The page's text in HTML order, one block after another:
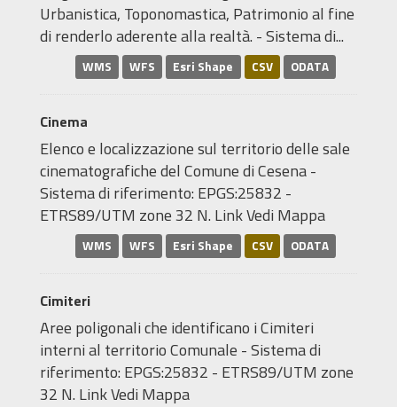
Urbanistica, Toponomastica, Patrimonio al fine
di renderlo aderente alla realtà. - Sistema di...
WMS WFS Esri Shape CSV ODATA
Cinema
Elenco e localizzazione sul territorio delle sale
cinematografiche del Comune di Cesena -
Sistema di riferimento: EPGS:25832 -
ETRS89/UTM zone 32 N. Link Vedi Mappa
WMS WFS Esri Shape CSV ODATA
Cimiteri
Aree poligonali che identificano i Cimiteri
interni al territorio Comunale - Sistema di
riferimento: EPGS:25832 - ETRS89/UTM zone
32 N. Link Vedi Mappa